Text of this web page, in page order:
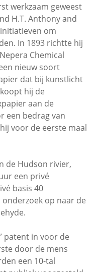
werkzaam geweest
H.T. Anthony and
om
In 1893 richtte hij
Chemical
nieuw soort
dat bij kunstlicht
hij de
aan de
een bedrag van
voor de eerste maal
de Hudson rivier,
een privé
basis 40
op naar de
patent in voor de
door de mens
een 10-tal